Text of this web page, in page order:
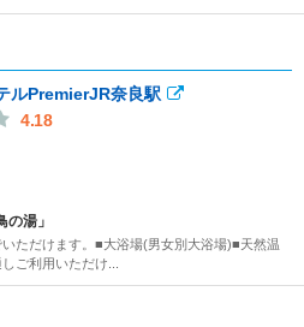
ルPremierJR奈良駅
4.18
湯」
ただけます。■大浴場(男女別大浴場)■天然温
ご利用いただけ...